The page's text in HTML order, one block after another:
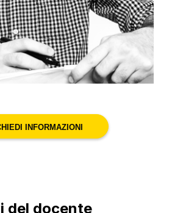
INFORMAZIONI
del docente